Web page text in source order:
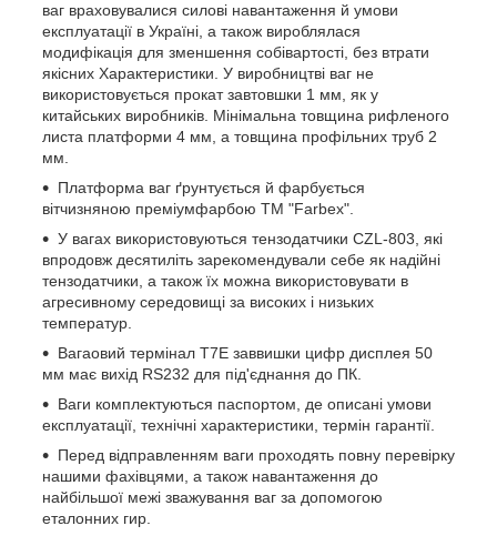
ваг враховувалися силові навантаження й умови
експлуатації в Україні, а також вироблялася
модифікація для зменшення собівартості, без втрати
якісних Характеристики. У виробництві ваг не
використовується прокат завтовшки 1 мм, як у
китайських виробників. Мінімальна товщина рифленого
листа платформи 4 мм, а товщина профільних труб 2
мм.
Платформа ваг ґрунтується й фарбується
вітчизняною преміумфарбою ТМ "Farbex".
У вагах використовуються тензодатчики CZL-803, які
впродовж десятиліть зарекомендували себе як надійні
тензодатчики, а також їх можна використовувати в
агресивному середовищі за високих і низьких
температур.
Вагаовий термінал T7E заввишки цифр дисплея 50
мм має вихід RS232 для під'єднання до ПК.
Ваги комплектуються паспортом, де описані умови
експлуатації, технічні характеристики, термін гарантії.
Перед відправленням ваги проходять повну перевірку
нашими фахівцями, а також навантаження до
найбільшої межі зважування ваг за допомогою
еталонних гир.